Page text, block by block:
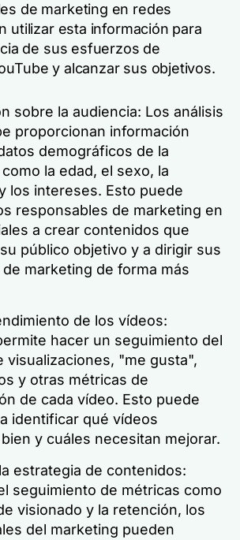
de marketing en redes
utilizar esta información para
de sus esfuerzos de
y alcanzar sus objetivos.
sobre la audiencia: Los análisis
proporcionan información
demográficos de la
la edad, el sexo, la
los intereses. Esto puede
responsables de marketing en
a crear contenidos que
público objetivo y a dirigir sus
marketing de forma más
de los vídeos:
hacer un seguimiento del
visualizaciones, "me gusta",
y otras métricas de
de cada vídeo. Esto puede
identificar qué vídeos
y cuáles necesitan mejorar.
estrategia de contenidos:
seguimiento de métricas como
visionado y la retención, los
del marketing pueden